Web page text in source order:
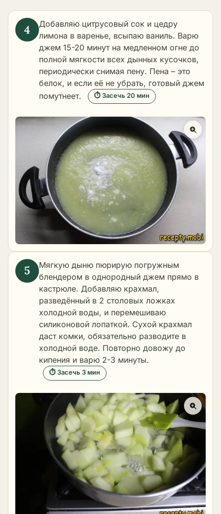
Добавляю цитрусовый сок и цедру
лимона в варенье, всыпаю ваниль. Варю
джем 15-20 минут на медленном огне до
полной мягкости всех дынных кусочков,
периодически снимая пену. Пена – это
белок, и если её не убрать, готовый джем
помутнеет.
⏱ Засечь 20 мин
Мягкую дыню пюрирую погружным
блендером в однородный джем прямо в
кастрюле. Добавляю крахмал,
разведённый в 2 столовых ложках
холодной воды, и перемешиваю
силиконовой лопаткой. Сухой крахмал
даст комки, обязательно разводите в
холодной воде. Повторно довожу до
кипения и варю 2-3 минуты.
⏱ Засечь 3 мин